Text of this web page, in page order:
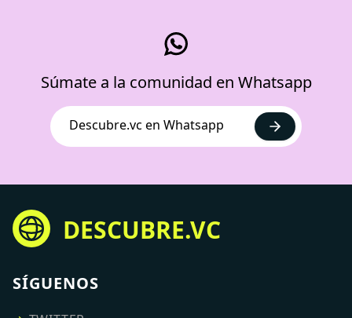
Súmate a la comunidad en Whatsapp
Descubre.vc en Whatsapp
DESCUBRE.VC
SÍGUENOS